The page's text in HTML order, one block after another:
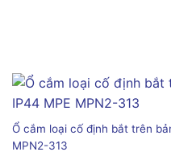
Ổ cắm loại cố định bắt trên
MPN2-313